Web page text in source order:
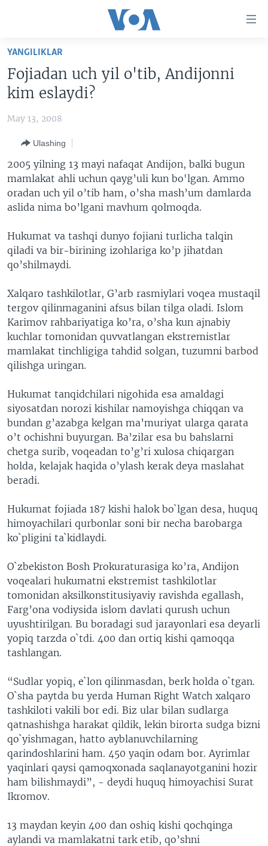
Boshiga
Qidiruvga
o'ting
AMERIKA
VATANDOSHLAR
MULTIMEDIA
AMERIKA MANZARALARI
XALQARO HAYOT
VASHINGTON CHOYXONASI
MOBIL-SALOM!
XABARLAR SURATLARDA
IJTIMOIY TARMOQLAR
FACEBOOK
YOUTUBE
INSTAGRAM
TELEGRAM
TWITTER
SOUNDCLOUD
INGLIZ TILI DARSLARI
EDITORIAL
Learning English
YANGILIKLAR
Fojiadan uch yil o'tib, Andijonni
kim eslaydi?
May 13, 2008
Ulashing
2005 yilning 13 mayi nafaqat Andijon, balki bugun
mamlakat ahli uchun qayg’uli kun bo'lgan. Ammo
oradan uch yil o’tib ham, o’sha mash’um damlarda
aslida nima bo’lgani mavhum qolmoqda.
Hukumat va tashqi dunyo fojiani turlicha talqin
qiladi va bir-birining izohlariga ko’p jihatdan
qo’shilmaydi.
Xalqaro tashkilotlar, G’arb rasmiylari voqea mustaqil
tergov qilinmaganini afsus bilan tilga oladi. Islom
Karimov rahbariyatiga ko’ra, o’sha kun ajnabiy
kuchlar tomonidan quvvatlangan ekstremistlar
mamlakat tinchligiga tahdid solgan, tuzumni barbod
qilishga uringan.
Hukumat tanqidchilari nigohida esa amaldagi
siyosatdan norozi kishilar namoyishga chiqqan va
bundan g’azabga kelgan ma’muriyat ularga qarata
o’t ochishni buyurgan. Ba’zilar esa bu bahslarni
chetga surib, voqeadan to’g’ri xulosa chiqargan
holda, kelajak haqida o’ylash kerak deya maslahat
beradi.
Hukumat fojiada 187 kishi halok bo`lgan desa, huquq
himoyachilari qurbonlar soni bir necha barobarga
ko`pligini ta`kidlaydi.
O`zbekiston Bosh Prokuraturasiga ko’ra, Andijon
voqealari hukumatni ekstremist tashkilotlar
tomonidan aksilkonstitusiyaviy ravishda egallash,
Farg’ona vodiysida islom davlati qurush uchun
uyushtirilgan. Bu boradagi sud jarayonlari esa deyarli
yopiq tarzda o`tdi. 400 dan ortiq kishi qamoqqa
tashlangan.
“Sudlar yopiq, e`lon qilinmasdan, berk holda o`tgan.
O`sha paytda bu yerda Human Right Watch xalqaro
tashkiloti vakili bor edi. Biz ular bilan sudlarga
qatnashishga harakat qildik, lekin birorta sudga bizni
qo`yishmagan, hatto ayblanuvchilarning
qarindoshlarini ham. 450 yaqin odam bor. Ayrimlar
yaqinlari qaysi qamoqxonada saqlanayotganini hozir
ham bilishmaydi”, - deydi huquq himoyachisi Surat
Ikromov.
13 maydan keyin 400 dan oshiq kishi qochqinga
aylandi va mamlakatni tark etib, qo’shni